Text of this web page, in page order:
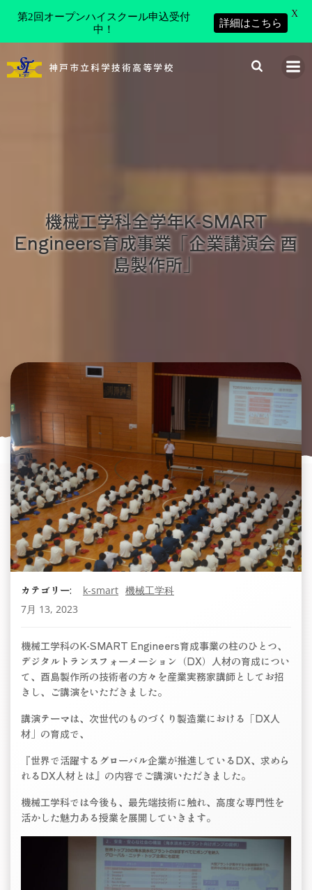
ン
神戸市立科学技術高等学校
機械工学科全学年K-SMART
Engineers育成事業「企業講演会 酉
島製作所」
カテゴリー: k-smart 機械工学科
7月 13, 2023
機械工学科のK-SMART Engineers育成事業の柱のひとつ、
デジタルトランスフォーメーション（DX）人材の育成につい
て、酉島製作所の技術者の方々を産業実務家講師としてお招
きし、ご講演をいただきました。
講演テーマは、次世代のものづくり製造業における「DX人
材」の育成で、
『世界で活躍するグローバル企業が推進しているDX、求めら
れるDX人材とは』の内容でご講演いただきました。
機械工学科では今後も、最先端技術に触れ、高度な専門性を
活かした魅力ある授業を展開していきます。
第2回オープンハイスクール申込受付
中！
詳細はこちら
X